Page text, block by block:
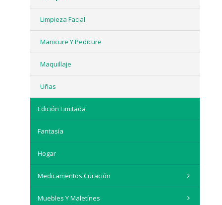
Limpieza Facial
Manicure Y Pedicure
Maquillaje
Uñas
Edición Limitada
Fantasía
Hogar
Medicamentos Curación
Muebles Y Maletínes